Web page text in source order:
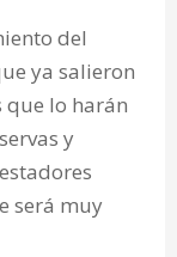
del
ya salieron
que lo harán
y
será muy